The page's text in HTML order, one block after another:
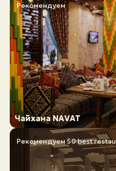
Рекомендуем
Чайхана NAVAT
Рекомендуем50 best